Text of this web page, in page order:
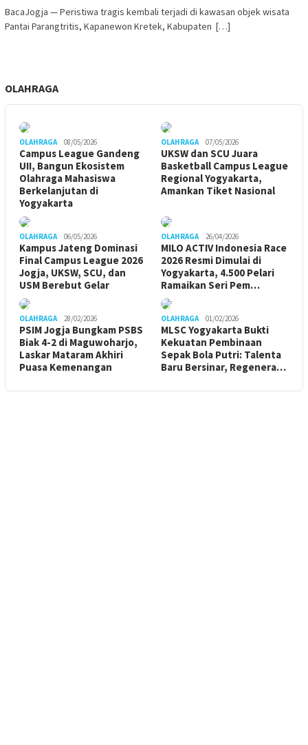
BacaJogja — Peristiwa tragis kembali terjadi di kawasan objek wisata
Pantai Parangtritis, Kapanewon Kretek, Kabupaten […]
OLAHRAGA
OLAHRAGA 08/05/2026
Campus League Gandeng
UII, Bangun Ekosistem
Olahraga Mahasiswa
Berkelanjutan di
Yogyakarta
OLAHRAGA 07/05/2026
UKSW dan SCU Juara
Basketball Campus League
Regional Yogyakarta,
Amankan Tiket Nasional
OLAHRAGA 06/05/2026
Kampus Jateng Dominasi
Final Campus League 2026
Jogja, UKSW, SCU, dan
USM Berebut Gelar
OLAHRAGA 26/04/2026
MILO ACTIV Indonesia Race
2026 Resmi Dimulai di
Yogyakarta, 4.500 Pelari
Ramaikan Seri Pem…
OLAHRAGA 28/02/2026
PSIM Jogja Bungkam PSBS
Biak 4-2 di Maguwoharjo,
Laskar Mataram Akhiri
Puasa Kemenangan
OLAHRAGA 01/02/2026
MLSC Yogyakarta Bukti
Kekuatan Pembinaan
Sepak Bola Putri: Talenta
Baru Bersinar, Regenera…